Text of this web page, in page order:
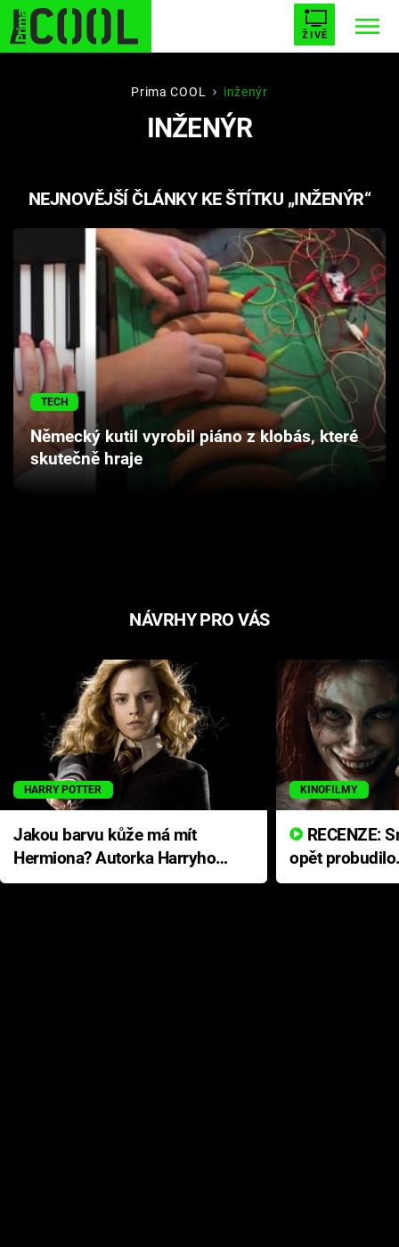
ŽIVĚ
STARHOUSE BUFFY, PŘEMOŽITELKA UPÍRŮ
PLNEJ KOTEL AVENGERS 5
Témata
Filmy
Seriály
Hry
Cool Esport
Pořady
Prima COOL inženýr
INŽENÝR
NEJNOVĚJŠÍ ČLÁNKY KE ŠTÍTKU „INŽENÝR“
TECH
Německý kutil vyrobil piáno z klobás, které
skutečně hraje
NÁVRHY PRO VÁS
HARRY POTTER
Jakou barvu kůže má mít
Hermiona? Autorka Harryho
Pottera přišla s ráznou
KINOFILMY
opět
přichází s